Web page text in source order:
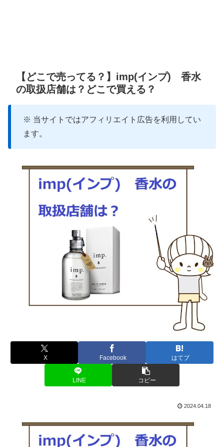
【どこで売ってる？】imp(インプ) 香水
の取扱店舗は？どこで買える？
※ 当サイトではアフィリエイト広告を利用してい
ます。
X Facebook はてブ
LINE コピー
2024.04.18